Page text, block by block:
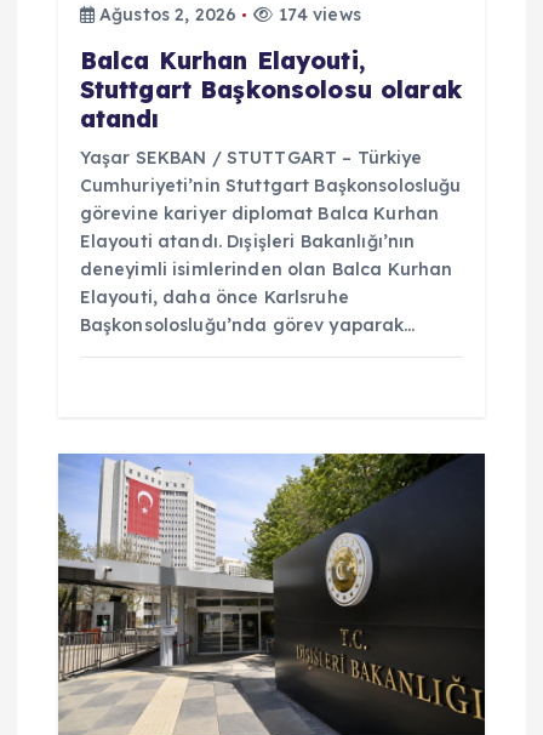
Ağustos 2, 2026
174 views
Balca Kurhan Elayouti,
Stuttgart Başkonsolosu olarak
atandı
Yaşar SEKBAN / STUTTGART – Türkiye
Cumhuriyeti’nin Stuttgart Başkonsolosluğu
görevine kariyer diplomat Balca Kurhan
Elayouti atandı. Dışişleri Bakanlığı’nın
deneyimli isimlerinden olan Balca Kurhan
Elayouti, daha önce Karlsruhe
Başkonsolosluğu’nda görev yaparak…